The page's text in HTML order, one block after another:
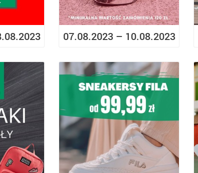
07.08.2023 – 10.08.2023